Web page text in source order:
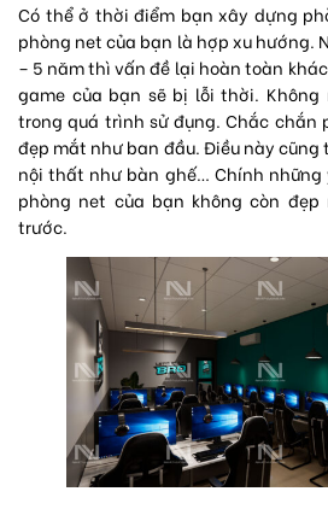
Có thể ở thời điểm bạn xây dựng
phòng net của bạn là hợp xu hướng.
– 5 năm thì vấn đề lại hoàn toàn
game của bạn sẽ bị lỗi thời.
trong quá trình sử đụng. Chắc chắn
đẹp mắt như ban đầu. Điều này
nội thất như bàn ghế… Chính những
phòng net của bạn không còn
trước.